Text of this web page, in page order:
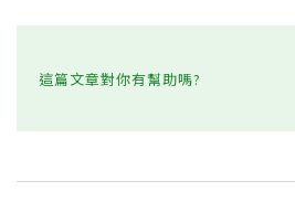
這篇文章對你有幫助嗎?